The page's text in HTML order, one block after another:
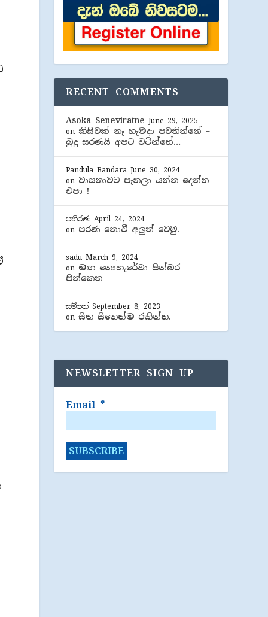
RECENT COMMENTS
Asoka Seneviratne June 29, 2025
on කිසිවක් නෑ හැමදා පවතින්නේ –
බුදු සරණයි අපට වටින්නේ…
Pandula Bandara June 30, 2024
on වාසනාවට පැනලා යන්න දෙන්න
එපා !
පතිරණ April 24, 2024
on පරණ නොවී අලුත් වෙමු.
sadu March 9, 2024
on මඟ නොහැරේවා පින්බර
පින්කෙත
සම්පත් September 8, 2023
onසිත සිතෙන්ම රකින්න.
NEWSLETTER SIGN UP
Email *